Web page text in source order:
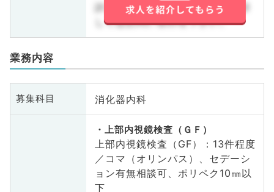
詳しくはお問い合わせ下さい。詳
しくはお問い合わせ下さい。
業務内容
募集科目 消化器内科
上部内視鏡検査（ＧＦ）
上部内視鏡検査（GF）：13件程度
／コマ（オリンパス）、セデーシ
ョン有無相談可、ポリペク10㎜以
下